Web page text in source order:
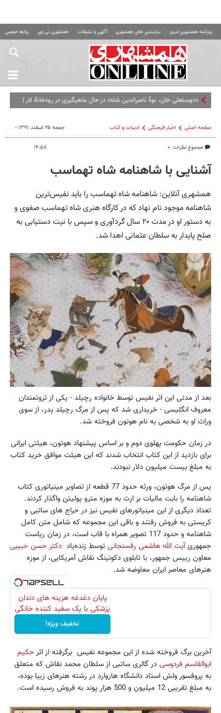
روزنامه همشهری امروز نیازمندی های همشهری آگهی و تبلیغات همشهری تی وی روابط عمومی
«دوستعلی خان، نوۀ ناصرالدین شاه» در حال ماهیگیری در رودخانۀ لار |
صفحه اصلی اخبار فرهنگی ادبیات و کتاب
مجموع نظرات: ۰
جمعه ۲۵ اسفند ۱۳۹۱ -
۱۴:۵۸
آشنایی با شاهنامه شاه تهماسب
همشهری آنلاین: شاهنامه شاه تهماسب را باید نفیس‌ترین
شاهنامه موجود نام نهاد که در کارگاه هنری شاه تهماسب صفوی و
به دستور او در مدت ۲۰ سال گردآوری و سپس با نیت دستیابی به
صلح پایدار به سلطان عثمانی اهدا شد.
بعد از مدتی این اثر نفیس توسط خانواده رچیلد - یکی از ثروتمندان
معروف انگلیسی - خریداری شد که پس از مرگ رچیلد پدر، از سوی
وراث او به شخصی به نام هوتون فروخته شد.
در زمان حکومت پهلوی دوم و بر اساس پیشنهاد هوتون، هیئتی ایرانی
برای بازدید از این کتاب انتخاب شدند که این هیئت موافق خرید کتاب
به مبلغ بیست میلیون دلار نبودند.
پس از مرگ هوتون، ورثه حدود 77 قطعه از تصاویر مینیاتوری کتاب
شاهنامه را بابت مالیات بر ارث به موزه مترو پولیتن واگذار کردند.
تعداد دیگری از این مینیاتورهای نفیس نیز در حراج های ساتبی و
کریستی به فروش رفتند و باقی این مجموعه که شامل متن کامل
شاهنامه و حدود 117 تصویر همراه با قاب است، در زمان ریاست
جمهوریآیت الله هاشمی رفسنجانی توسط زنده‌یاد دکتر حسن حبیبی
معاون رییس جمهور، با تابلوی دکونینگ نقاش آمریکایی، از موزه
هنرهای معاصر ایران معاوضه شد.
پایان دغدغه هزینه های دندان
پزشکی با پک سفید کننده خانگی
تخفیف ویژه!
آخرین برگ فروخته شده از این مجموعه نفیس برگرفته از اثرحکیم
ابوالقاسم فردوسی در گالری ساتبی از سلطان محمد نقاش که متعلق
به پروفسور ولش استاد دانشگاه هاروارد در رشته هنرهای زیبا بوده،
به مبلغ تقریبی 12 میلیون و 500 هزار پوند به فروش رسیده است.